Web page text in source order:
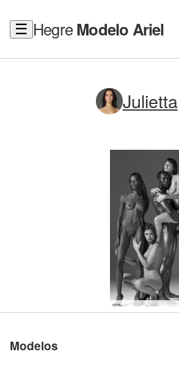
☰ HegreModelo Ariel
Julietta
Hegre Dream World
Modelos